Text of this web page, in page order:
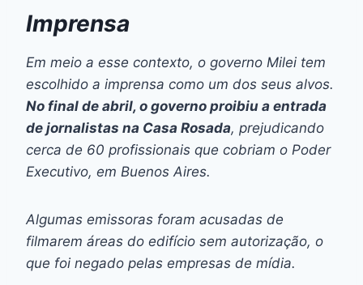
Imprensa
Em meio a esse contexto, o governo Milei tem
escolhido a imprensa como um dos seus alvos.
No final de abril, o governo proibiu a entrada
de jornalistas na Casa Rosada, prejudicando
cerca de 60 profissionais que cobriam o Poder
Executivo, em Buenos Aires.
Algumas emissoras foram acusadas de
filmarem áreas do edifício sem autorização, o
que foi negado pelas empresas de mídia.